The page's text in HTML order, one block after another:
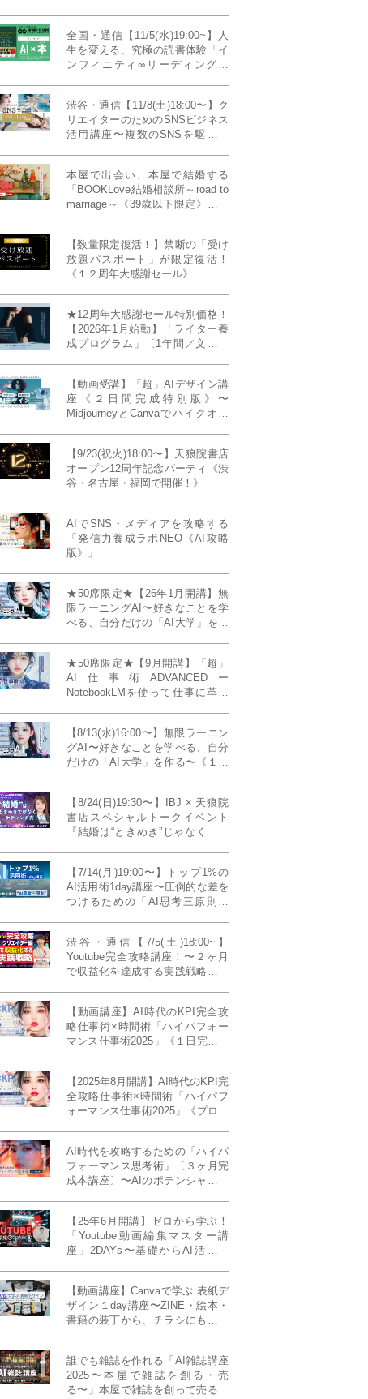
全国・通信【11/5(水)19:00~】人
生を変える、究極の読書体験「イ
ンフィニティ∞リーディング／
MILLENNIUM THINKING アメリ
カ最高峰大学の人気講義』
渋谷・通信【11/8(土)18:00〜】ク
リエイターのためのSNSビジネス
活用講座〜複数のSNSを駆使し
成ラボPresents》
本屋で出会い、本屋で結婚する
「BOOKLove結婚相談所～road to
marriage～《39歳以下限定》」全
【数量限定復活！】禁断の「受け
放題パスポート」が限定復活！
《１２周年大感謝セール》
★12周年大感謝セール特別価格！
【2026年1月始動】「ライター養
成プログラム」〔1年間／文章講
ー”へ、全国どこからでも。〜《全
店舗リアルタイム参加OK／録画
視聴対応／限定4席》
【動画受講】「超」AIデザイン講
座《２日間完成特別版》〜
MidjourneyとCanvaでハイクオリ
【9/23(祝火)18:00〜】天狼院書店
オープン12周年記念パーティ《渋
谷・名古屋・福岡で開催！》
AIでSNS・メディアを攻略する
「発信力養成ラボNEO《AI攻略
版》」
★50席限定★【26年1月開講】無
限ラーニングAI〜好きなことを学
べる、自分だけの「AI大学」を作
★50席限定★【9月開講】「超」
AI仕事術ADVANCEDー
NotebookLMを使って仕事に革命
【8/13(水)16:00〜】無限ラーニン
グAI〜好きなことを学べる、自分
だけの「AI大学」を作る〜《１日
【8/24(日)19:30〜】IBJ × 天狼院
書店スペシャルトークイベント
『結婚は“ときめき”じゃなくて、
のカタチ〜《BOOKLove結婚相談
所presents》
【7/14(月)19:00〜】トップ1%の
AI活用術1day講座〜圧倒的な差を
つけるための「AI思考三原則」
渋谷・通信【7/5(土)18:00~】
Youtube完全攻略講座！〜２ヶ月
で収益化を達成する実践戦略！ゲ
発信力養成ラボNEO》
【動画講座】AI時代のKPI完全攻
略仕事術×時間術「ハイパフォー
マンス仕事術2025」《１日完成特
【2025年8月開講】AI時代のKPI完
全攻略仕事術×時間術「ハイパフ
ォーマンス仕事術2025」《プロフ
AI時代を攻略するための「ハイパ
フォーマンス思考術」〔３ヶ月完
成本講座〕〜AIのポテンシャルを
【25年6月開講】ゼロから学ぶ！
「Youtube動画編集マスター講
座」2DAYs〜基礎からAI活用ま
【動画講座】Canvaで学ぶ 表紙デ
ザイン１day講座〜ZINE・絵本・
書籍の装丁から、チラシにも活か
誰でも雑誌を作れる「AI雑誌講座
2025〜本屋で雑誌を創る・売
る〜」本屋で雑誌を創って売る！